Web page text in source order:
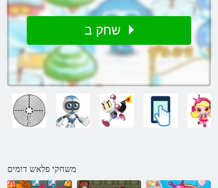
משחקי פלאש דומים